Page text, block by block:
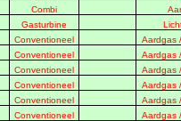
Combi
Gasturbine
Conventioneel Aardgas
Conventioneel Aardgas
Conventioneel Aardgas
Conventioneel Aardgas
Conventioneel Aardgas
Conventioneel Aardgas